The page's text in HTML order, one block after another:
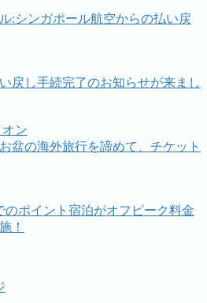
:シンガポール航空からの払い戻
戻し手続完了のお知らせが来まし
盆の海外旅行を諦めて、チケット
のポイント宿泊がオフピーク料金
！